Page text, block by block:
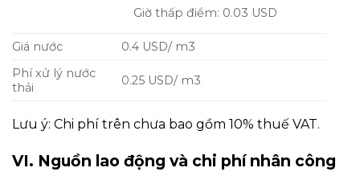
Giờ thấp điểm: 0.03 USD
Giá nước
0.4 USD/ m3
Phí xử lý nước
thải
0.25 USD/ m3
Lưu ý: Chi phí trên chưa bao gồm 10% thuế VAT.
VI. Nguồn lao động và chi phí nhân công